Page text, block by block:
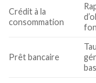
Crédit à la
consommation
Prêt bancaire
bas